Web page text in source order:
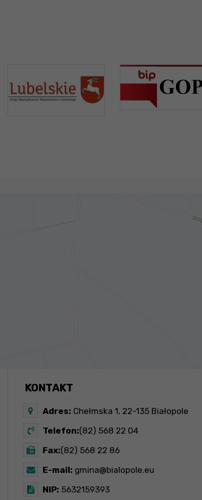
KONTAKT
Adres: Chełmska 1, 22-135 Białopole
Telefon:(82) 568 22 04
Fax:(82) 568 22 86
E-mail: gmina@bialopole.eu
NIP: 5632159393